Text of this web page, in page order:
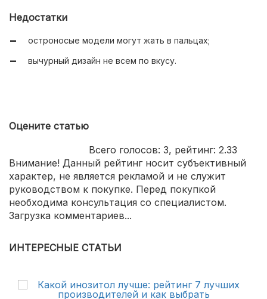
Недостатки
остроносые модели могут жать в пальцах;
вычурный дизайн не всем по вкусу.
Оцените статью
Всего голосов: 3, рейтинг: 2.33
Внимание! Данный рейтинг носит субъективный
характер, не является рекламой и не служит
руководством к покупке. Перед покупкой
необходима консультация со специалистом.
Загрузка комментариев...
ИНТЕРЕСНЫЕ СТАТЬИ